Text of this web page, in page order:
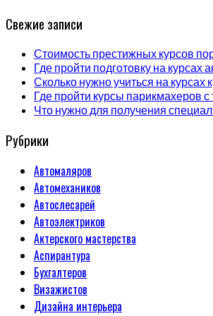
Свежие записи
Стоимость престижных курсов
Где пройти подготовку на курсах
Сколько нужно учиться на курсах
Где пройти курсы парикмахеров с
Что нужно для получения
Рубрики
Автомаляров
Автомехаников
Автослесарей
Автоэлектриков
Актерского мастерства
Аспирантура
Бухгалтеров
Визажистов
Дизайна интерьера